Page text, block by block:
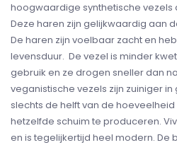
hoogwaardige synthetische vezels
Deze haren zijn gelijkwaardig aan
De haren zijn voelbaar zacht en
levensduur. De vezel is minder
gebruik en ze drogen sneller dan
veganistische vezels zijn zuiniger
slechts de helft van de
hetzelfde schuim te produceren.
en is tegelijkertijd heel modern. De